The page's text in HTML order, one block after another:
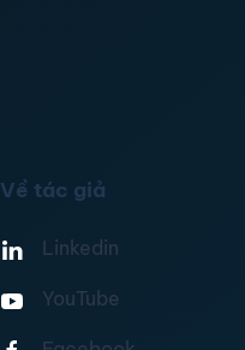
Về tác giả
Linkedin
YouTube